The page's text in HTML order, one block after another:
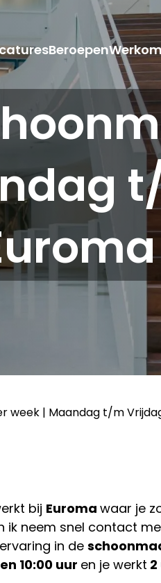
Beroepen
week | Maandag t/m
bij Euroma waar je
ik neem snel contact
in de
10:00 uur en je werkt